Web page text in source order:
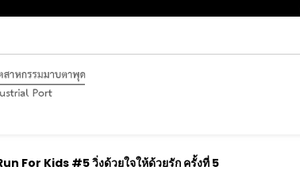
For Kids #5 วิ่งด้วยใจให้ด้วยรัก ครั้งที่ 5